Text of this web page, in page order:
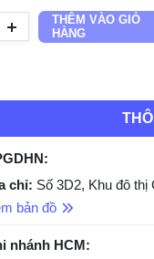
THÊM VÀO GIỎ
HÀNG
chỉ: Số 3D2, Khu đô
bản đồ
nhánh HCM: